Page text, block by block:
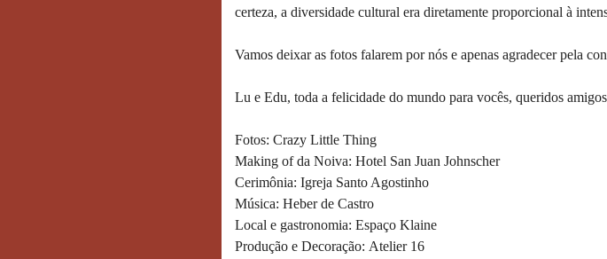
certeza, a diversidade cultural era diretamente proporcional à
Vamos deixar as fotos falarem por nós e apenas agradecer pela
Lu e Edu, toda a felicidade do mundo para vocês, queridos
Fotos: Crazy Little Thing
Making of da Noiva: Hotel San Juan Johnscher
Cerimônia: Igreja Santo Agostinho
Música: Heber de Castro
Local e gastronomia: Espaço Klaine
Produção e Decoração: Atelier 16